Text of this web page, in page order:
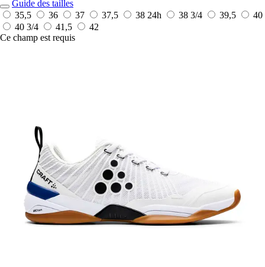
Guide des tailles
35,5
36 37 37,5 38 24h 38 3/4 39,5
40
40 3/4
41,5
42
Ce champ est requis